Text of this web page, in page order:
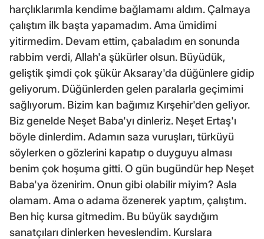
harçlıklarımla kendime bağlamamı aldım. Çalmaya
çalıştım ilk başta yapamadım. Ama ümidimi
yitirmedim. Devam ettim, çabaladım en sonunda
rabbim verdi, Allah'a şükürler olsun. Büyüdük,
geliştik şimdi çok şükür Aksaray'da düğünlere gidip
geliyorum. Düğünlerden gelen paralarla geçimimi
sağlıyorum. Bizim kan bağımız Kırşehir'den geliyor.
Biz genelde Neşet Baba'yı dinleriz. Neşet Ertaş'ı
böyle dinlerdim. Adamın saza vuruşları, türküyü
söylerken o gözlerini kapatıp o duyguyu alması
benim çok hoşuma gitti. O gün bugündür hep Neşet
Baba'ya özenirim. Onun gibi olabilir miyim? Asla
olamam. Ama o adama özenerek yaptım, çalıştım.
Ben hiç kursa gitmedim. Bu büyük saydığım
sanatçıları dinlerken heveslendim. Kurslara